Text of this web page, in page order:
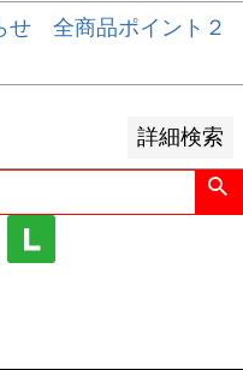
せ 全商品ポイント２
詳細検索